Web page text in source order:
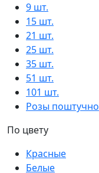
9 шт.
15 шт.
21 шт.
25 шт.
35 шт.
51 шт.
101 шт.
Розы поштучно
По цвету
Красные
Белые